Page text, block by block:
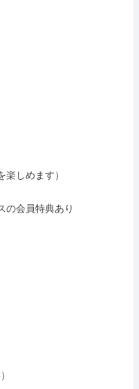
しめます）
の会員特典あり